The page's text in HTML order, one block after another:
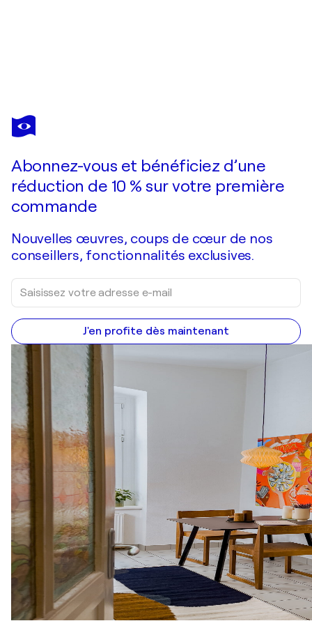
EVA HIDALGO
Vacaciones
Abonnez-vous et bénéficiez d’une
réduction de 10 % sur votre première
commande
Nouvelles œuvres, coups de cœur de nos
conseillers, fonctionnalités exclusives.
J'en profite dès maintenant